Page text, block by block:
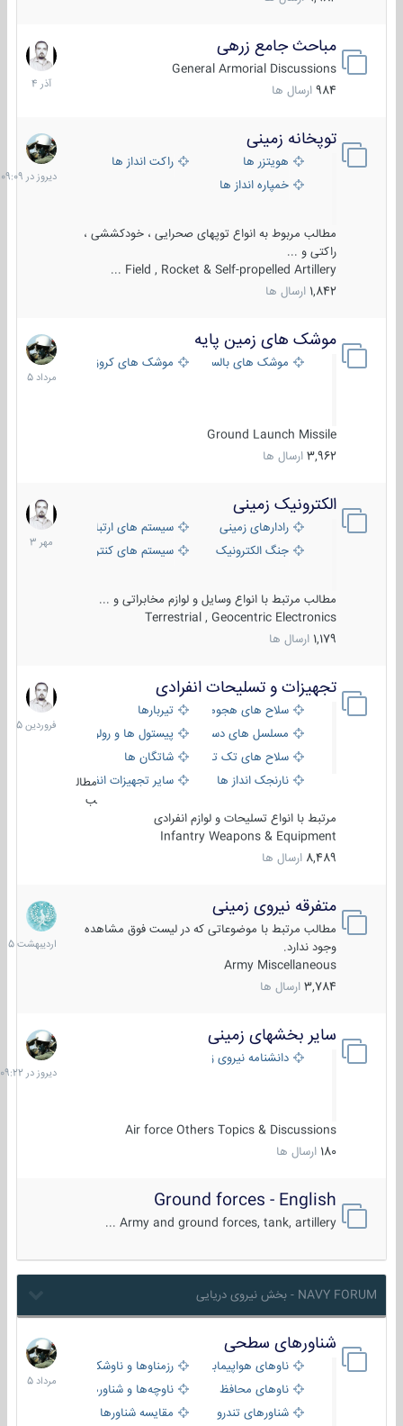
مباحث جامع زرهی
General Armorial Discussions
984 ارسال ها
7
آذر
1404
توپخانه زمینی
هویتزر ها
راکت انداز ها
خمپاره انداز ها
مطالب مربوط به انواع توپهای صحرایی ، خودکششی ،
راکتی و ...
Field , Rocket & Self-propelled Artillery ...
1,842 ارسال ها
دیروز
در
09:09
موشک های زمین پایه
موشک های بالستیک موشک های کروز
Ground Launch Missile
3,962 ارسال ها
2
مرداد
1405
الکترونیک زمینی
رادارهای زمینی
سیستم های ارتباطی و جمع آوری
جنگ الکترونیک
سیستم های کنترل آتش و تجهیزات
مطالب مرتبط با انواع وسایل و لوازم مخابراتی و ...
Terrestrial , Geocentric Electronics
1,179 ارسال ها
1
مهر
1403
تجهیزات و تسلیحات انفرادی
سلاح های هجومی
تیربارها
مسلسل های دستی
پیستول ها و رولورها
سلاح های تک تیر اندازیشاتگان ها
نارنجک انداز ها
سایر تجهیزات انفرادی
مطال
ب
مرتبط با انواع تسلیحات و لوازم انفرادی
Infantry Weapons & Equipment
8,489 ارسال ها
17
فروردین
1405
متفرقه نیروی زمینی
مطالب مرتبط با موضوعاتی که در لیست فوق مشاهده
وجود ندارد.
Army Miscellaneous
3,784 ارسال ها
27
1405
سایر بخشهای زمینی
دانشنامه نیروی زمینی
Air force Others Topics & Discussions
180 ارسال ها
دیروز
در
09:22
Ground forces - English
Army and ground forces, tank, artillery ...
NAVY FORUM - بخش نیروی دریایی
شناورهای سطحی
ناوهای هواپیمابر و بالگرد بررزمناوها و ناوشکن‌ها
ناوهای محافظ
ناوچه‌ها و شناورهای گشتی
شناورهای تندرو
مقایسه شناورها
2
مرداد
1405